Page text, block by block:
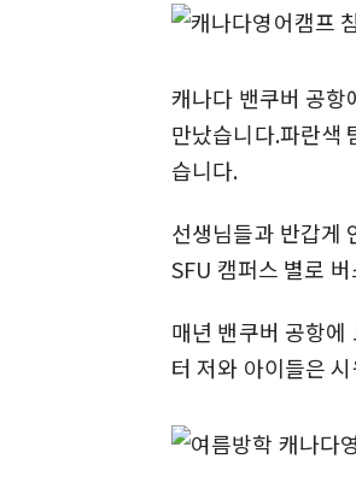
캐나다 밴쿠버 공
만났습니다.파란색
습니다.
선생님들과 반갑게
SFU 캠퍼스 별로
매년 밴쿠버 공항
터 저와 아이들은